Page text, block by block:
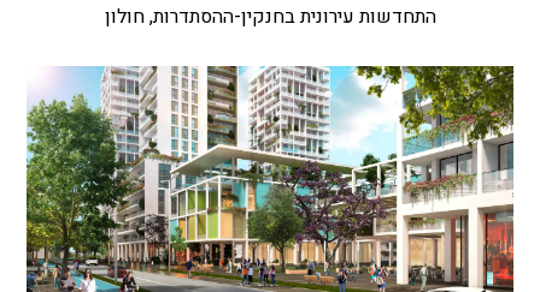
התחדשות עירונית בחנקין-ההסתדרות, חולון